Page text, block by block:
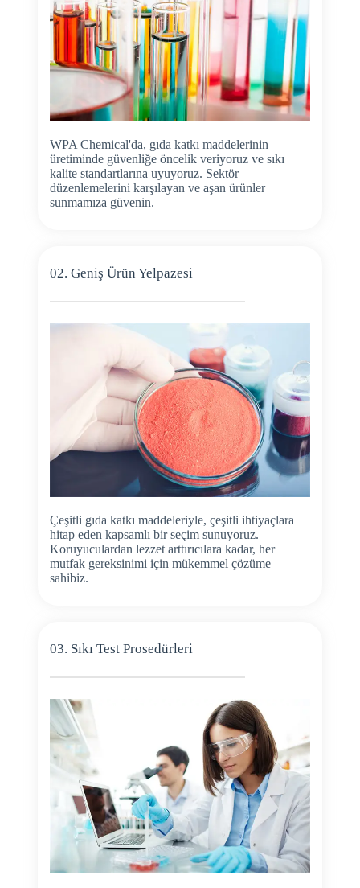
WPA Chemical'da, gıda katkı maddelerinin
üretiminde güvenliğe öncelik veriyoruz ve sıkı
kalite standartlarına uyuyoruz. Sektör
düzenlemelerini karşılayan ve aşan ürünler
sunmamıza güvenin.
02. Geniş Ürün Yelpazesi
Çeşitli gıda katkı maddeleriyle, çeşitli ihtiyaçlara
hitap eden kapsamlı bir seçim sunuyoruz.
Koruyuculardan lezzet arttırıcılara kadar, her
mutfak gereksinimi için mükemmel çözüme
sahibiz.
03. Sıkı Test Prosedürleri